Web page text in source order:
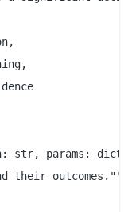
str, params:
their outcomes."""